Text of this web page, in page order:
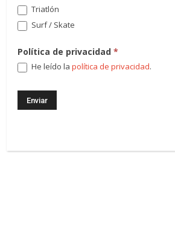
Triatlón
Surf / Skate
Política de privacidad*
He leído lapolítica de privacidad.